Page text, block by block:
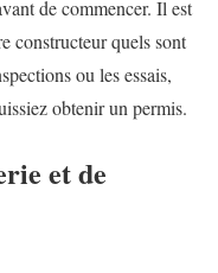
de commencer. Il est
constructeur quels sont
ou les essais,
obtenir un permis.
et de